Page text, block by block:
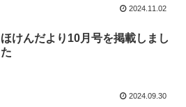
2024.11.02
ほけんだより10月号を掲載しまし
た
2024.09.30